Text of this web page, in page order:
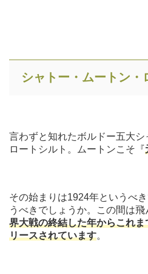
シャトー・ムートン・
言わずと知れたボルドー五大シ
ロートシルト。ムートンこそ『
その始まりは1924年というべ
うべきでしょうか。この間は飛
界大戦の終結した年からこれ
リースされています。